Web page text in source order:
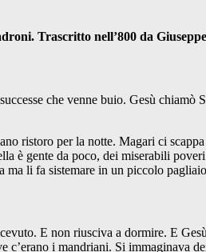
Trascritto nell’800 da
che venne buio. Gesù
ristoro per la notte. Magari ci
è gente da poco, dei miserabili
li fa sistemare in un piccolo
E non riusciva a dormire. E
i mandriani. Si immaginava